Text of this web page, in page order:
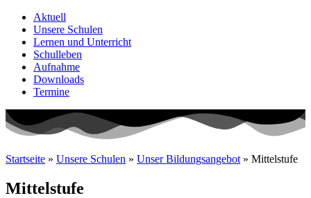
Aktuell
Unsere Schulen
Lernen und Unterricht
Schulleben
Aufnahme
Downloads
Termine
Startseite » Unsere Schulen » Unser Bildungsangebot » Mittelstufe
Mittelstufe